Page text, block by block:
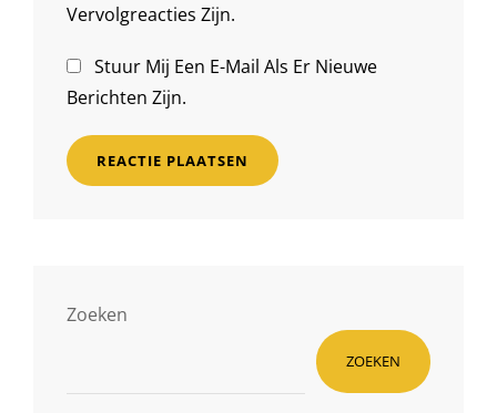
Vervolgreacties Zijn.
Stuur Mij Een E-Mail Als Er Nieuwe
Berichten Zijn.
Zoeken
ZOEKEN